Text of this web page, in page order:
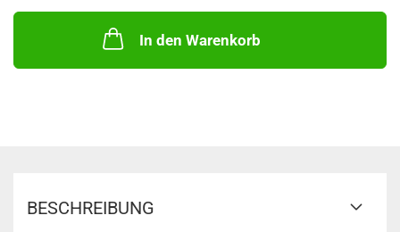
In den Warenkorb
BESCHREIBUNG